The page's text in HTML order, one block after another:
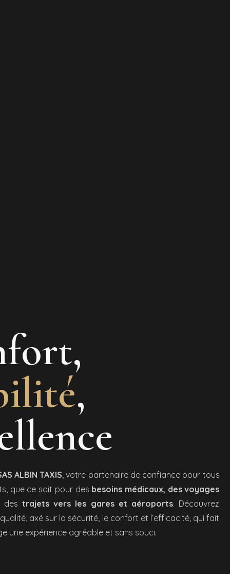
,
ALBIN TAXIS, votre partenaire de confiance pour tous
que ce soit pour des besoins médicaux, des voyages
des trajets vers les gares et aéroports. Découvrez
axé sur la sécurité, le confort et l’efficacité, qui fait
une expérience agréable et sans souci.